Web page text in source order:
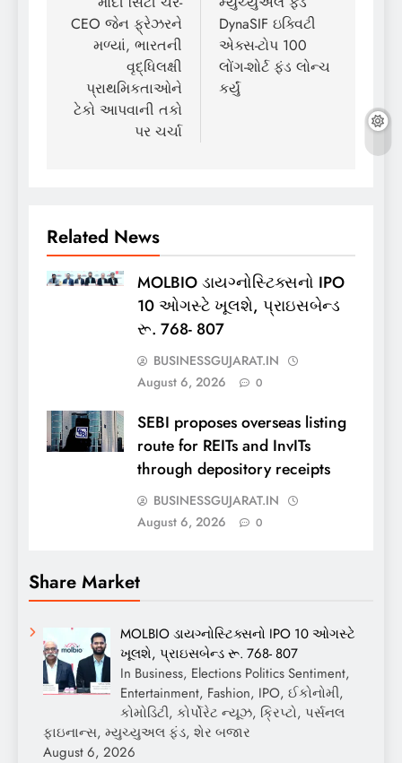
CEO જેન ફ્રેઝરને
મળ્યાં, ભારતની
વૃદ્ધિલક્ષી
પ્રાથમિકતાઓને
ટેકો આપવાની તકો
પર ચર્ચા
DynaSIF ઇક્વિટી
એક્સ-ટોપ 100
લોંગ-શોર્ટ ફંડ લોન્ચ
કર્યું
Related News
MOLBIO ડાયગ્નોસ્ટિક્સનો IPO
10 ઓગસ્ટે ખૂલશે, પ્રાઇસબેન્ડ
રૂ. 768- 807
BUSINESSGUJARAT.IN
August 6, 2026
0
SEBI proposes overseas listing
route for REITs and InvITs
through depository receipts
BUSINESSGUJARAT.IN
August 6, 2026
0
Share Market
MOLBIO ડાયગ્નોસ્ટિક્સનો IPO 10 ઓગસ્ટે
ખૂલશે, પ્રાઇસબેન્ડ રૂ. 768- 807
In Business, Elections Politics Sentiment,
Entertainment, Fashion, IPO, ઈકોનોમી,
કોમોડિટી, કોર્પોરેટ ન્યૂઝ, ક્રિપ્ટો, પર્સનલ
ફાઇનાન્સ, મ્યુચ્યુઅલ ફંડ, શેર બજાર
August 6, 2026